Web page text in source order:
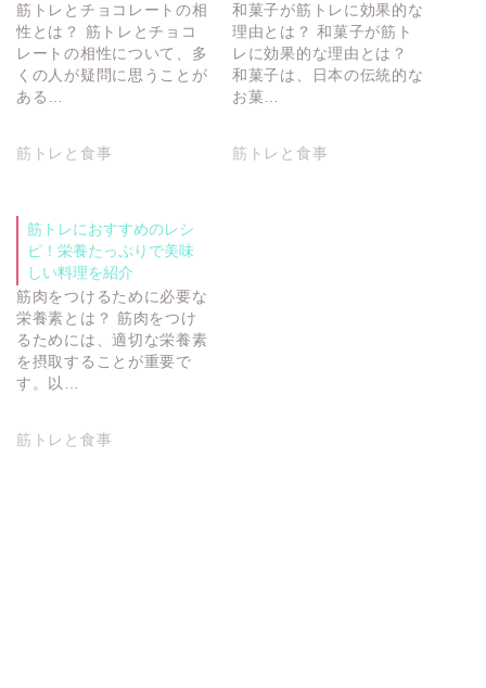
筋トレとチョコレートの相
性とは？ 筋トレとチョコ
レートの相性について、多
くの人が疑問に思うことが
ある…
筋トレと食事
和菓子が筋トレに効果的な
理由とは？ 和菓子が筋ト
レに効果的な理由とは？
和菓子は、日本の伝統的な
お菓…
筋トレと食事
筋トレにおすすめのレシ
ピ！栄養たっぷりで美味
しい料理を紹介
筋肉をつけるために必要な
栄養素とは？ 筋肉をつけ
るためには、適切な栄養素
を摂取することが重要で
す。以…
筋トレと食事